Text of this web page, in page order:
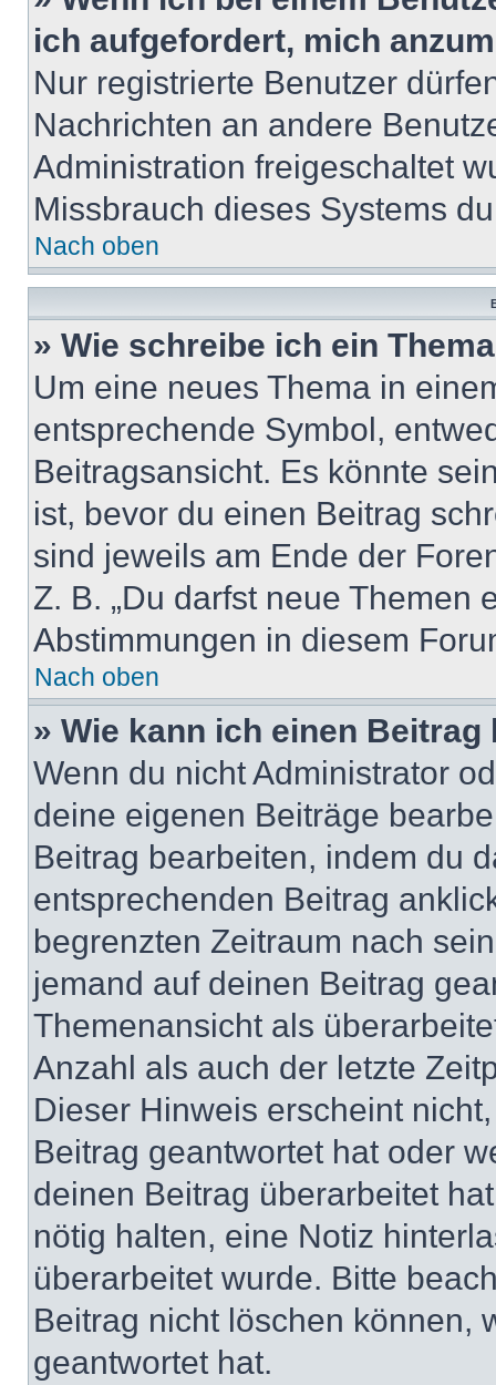
ich aufgefordert, mich
Nur registrierte Benutzer
Nachrichten an andere
Administration freigeschaltet
Missbrauch dieses Systems
Nach oben
» Wie schreibe ich ein
Um eine neues Thema in
entsprechende Symbol,
Beitragsansicht. Es könnte
ist, bevor du einen Beitrag
sind jeweils am Ende der
Z. B. „Du darfst neue Themen
Abstimmungen in diesem
Nach oben
» Wie kann ich einen
Wenn du nicht Administrator
deine eigenen Beiträge
Beitrag bearbeiten, indem du
entsprechenden Beitrag
begrenzten Zeitraum nach
jemand auf deinen Beitrag
Themenansicht als
Anzahl als auch der letzte
Dieser Hinweis erscheint
Beitrag geantwortet hat oder
deinen Beitrag überarbeitet
nötig halten, eine Notiz
überarbeitet wurde. Bitte
Beitrag nicht löschen können,
geantwortet hat.